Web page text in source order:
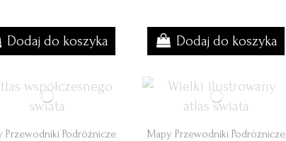
Dodaj do koszyka Dodaj do koszyka
Przewodniki Podróżnicze Mapy Przewodniki Podróżnicze